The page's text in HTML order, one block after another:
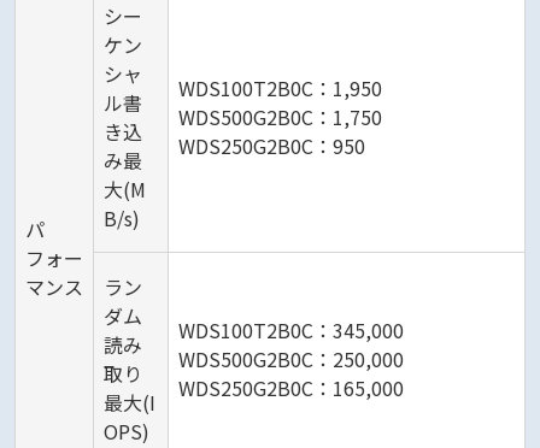
パ
フォー
マンス
シー
ケン
シャ
ル書
き込
み最
大(M
B/s)
WDS100T2B0C：1,950
WDS500G2B0C：1,750
WDS250G2B0C：950
ラン
ダム
読み
取り
最大(I
OPS)
WDS100T2B0C：345,000
WDS500G2B0C：250,000
WDS250G2B0C：165,000